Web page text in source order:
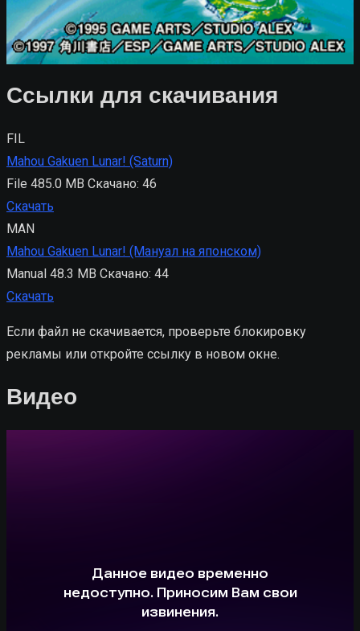
Ссылки для скачивания
FIL
Mahou Gakuen Lunar! (Saturn)
File 485.0 MB Скачано: 46
Скачать
MAN
Mahou Gakuen Lunar! (Мануал на японском)
Manual 48.3 MB Скачано: 44
Скачать
Если файл не скачивается, проверьте блокировку
рекламы или откройте ссылку в новом окне.
Видео